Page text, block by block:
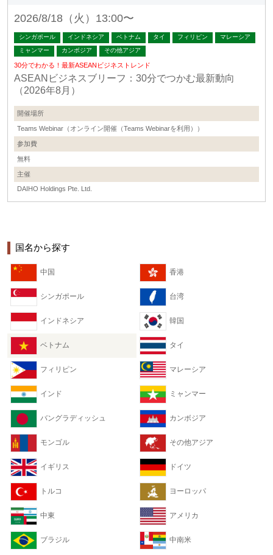
2026/8/18（火）13:00〜
シンガポール インドネシア ベトナム タイ フィリピン
マレーシア
ミャンマー
カンボジア その他アジア
30分でわかる！最新ASEANビジネストレンド
ASEANビジネスブリーフ：30分でつかむ最新動向
（2026年8月）
開催場所
Teams Webinar（オンライン開催（Teams Webinarを利用））
参加費
無料
主催
DAIHO Holdings Pte. Ltd.
国名から探す
中国 香港
シンガポール 台湾
インドネシア 韓国
ベトナム タイ
フィリピン マレーシア
インド ミャンマー
バングラディッシュ カンボジア
モンゴル その他アジア
イギリス ドイツ
トルコ ヨーロッパ
中東 アメリカ
ブラジル 中南米